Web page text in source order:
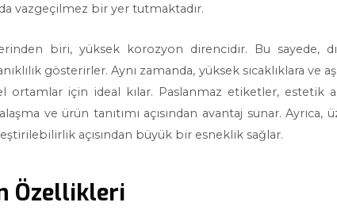
vazgeçilmez bir yer tutmaktadır.
biri, yüksek korozyon direncidir. Bu sayede,
gösterirler. Aynı zamanda, yüksek sıcaklıklara ve
ortamlar için ideal kılar. Paslanmaz etiketler, estetik
ve ürün tanıtımı açısından avantaj sunar. Ayrıca,
açısından büyük bir esneklik sağlar.
Özellikleri